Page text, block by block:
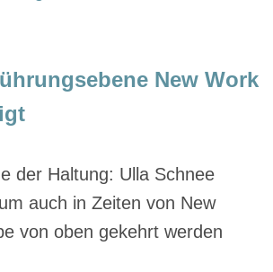
New Work
der Haltung: Ulla Schnee
auch in Zeiten von New
von oben gekehrt werden